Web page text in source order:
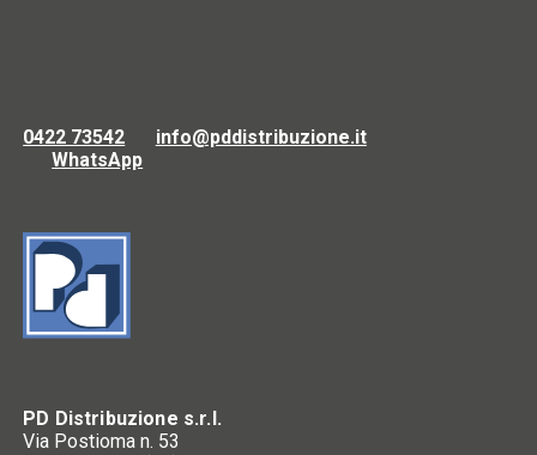
0422 73542
info@pddistribuzione.it
WhatsApp
PD Distribuzione s.r.l.
Via Postioma n. 53